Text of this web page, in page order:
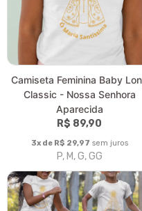
Body Infantil - Nossa Senhora
Aparecida
R$ 69,90
3x de R$ 23,30 sem juros